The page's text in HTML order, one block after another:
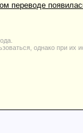
переводе
однако при их